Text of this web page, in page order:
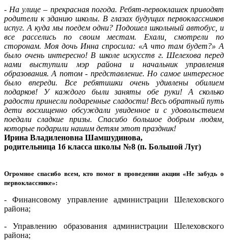
- На улице – прекрасная погода. Ребят-первоклашек приводят
родители к зданию школы. В глазах будущих первоклассников
испуг. А куда мы поедем одни? Подошел школьный автобус, и
все расселись по своим местам. Ехали, смотрели по
сторонам. Моя дочь Инна спросила: «А что там будет?» А
было очень интересно! В школе искусств г. Шелехова перед
нами выступили мэр района и начальник управления
образования. А потом - представление. Но самое интересное
было впереди. Все ребятишки очень удивлены обилием
подарков! У каждого были заняты обе руки! А сколько
радости принесли подаренные сладости! Весь обратный путь
дети восхищенно обсуждали увиденное и с удовольствием
поедали сладкие призы. Спасибо большое добрым людям,
которые подарили нашим детям этот праздник!
Ирина Владиленовна Шамшудинова,
родительница 1б класса школы №8 (п. Большой Луг)
Огромное спасибо всем, кто помог в проведении акции «Не забудь о
первокласснике»:
- Финансовому управление администрации Шелеховского
района;
- Управлению образования администрации Шелеховского
района;